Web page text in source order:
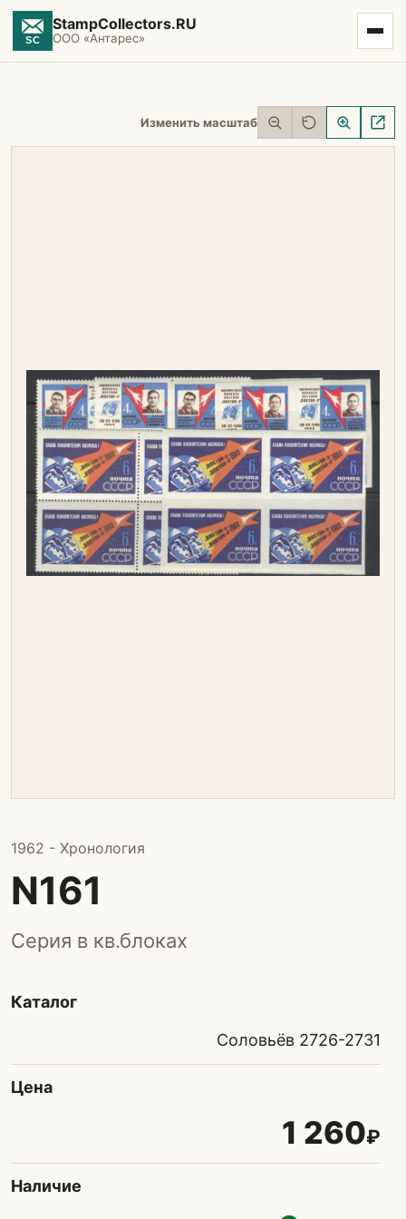
StampCollectors.RU
ООО «Антарес»
Изменить масштаб
1962 - Хронология
N161
Серия в кв.блоках
Каталог
Соловьёв 2726-2731
Цена
1 260₽
Наличие